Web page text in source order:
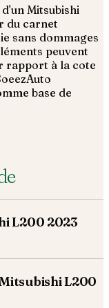
Mitsubishi
du carnet
sans dommages
peuvent
rapport à la cote
base de
L200 2023
L200